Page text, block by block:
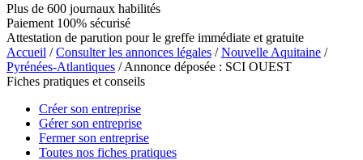
Plus de 600 journaux habilités
Paiement 100% sécurisé
Attestation de parution pour le greffe immédiate et gratuite
Accueil /Consulter les annonces légales /Nouvelle Aquitaine /
Pyrénées-Atlantiques / Annonce déposée : SCI OUEST
Fiches pratiques et conseils
Créer son entreprise
Gérer son entreprise
Fermer son entreprise
Toutes nos fiches pratiques